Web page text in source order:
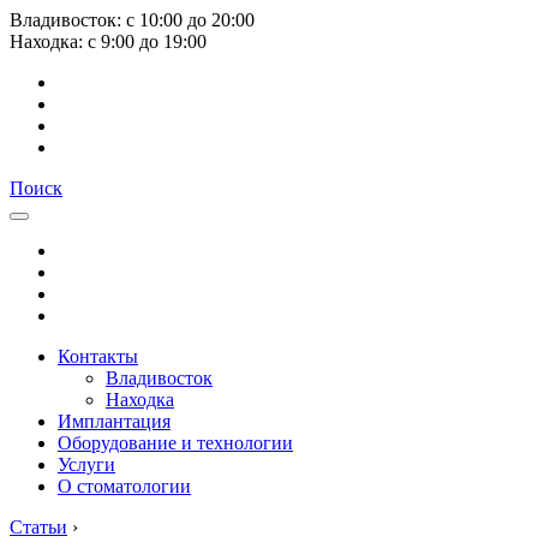
Владивосток: с 10:00 до 20:00
Находка: с 9:00 до 19:00
Поиск
Контакты
Владивосток
Находка
Имплантация
Оборудование и технологии
Услуги
О стоматологии
Статьи ›